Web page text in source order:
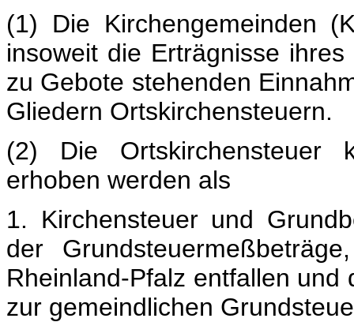
(1) Die Kirchengemeinden
insoweit die Erträgnisse
zu Gebote stehenden
Gliedern Ortskirchensteuern.
(2) Die Ortskirchensteuer
erhoben werden als
1. Kirchensteuer und
der
Rheinland-Pfalz entfallen
zur gemeindlichen